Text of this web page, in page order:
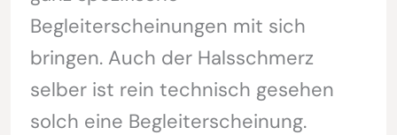
Begleiterscheinungen mit sich
bringen. Auch der Halsschmerz
selber ist rein technisch gesehen
solch eine Begleiterscheinung.